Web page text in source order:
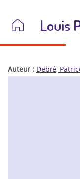
Louis
Auteur : Debré,